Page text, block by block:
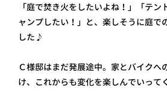
「庭で焚き火をしたいよね！」「テン
ャンプしたい！」と、楽しそうに庭で
した♪
Ｃ様邸はまだ発展途中。家とバイクへ
け、 これからも変化を楽しんでいって